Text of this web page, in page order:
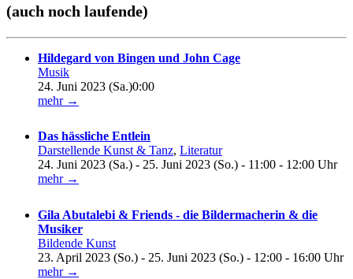
(auch noch laufende)
Hildegard von Bingen und John Cage
Musik
24. Juni 2023 (Sa.)0:00
mehr →
Das hässliche Entlein
Darstellende Kunst & Tanz, Literatur
24. Juni 2023 (Sa.) - 25. Juni 2023 (So.) - 11:00 - 12:00 Uhr
mehr →
Gila Abutalebi & Friends - die Bildermacherin & die
Musiker
Bildende Kunst
23. April 2023 (So.) - 25. Juni 2023 (So.) - 12:00 - 16:00 Uhr
mehr →